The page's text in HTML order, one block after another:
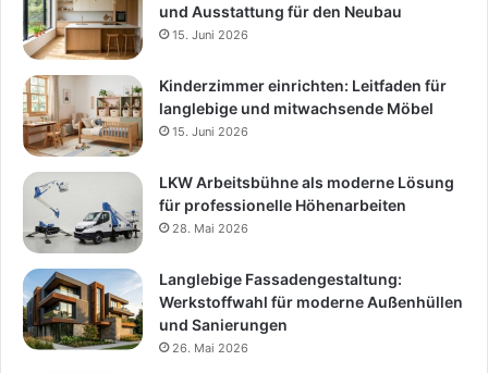
und Ausstattung für den Neubau
15. Juni 2026
Kinderzimmer einrichten: Leitfaden für
langlebige und mitwachsende Möbel
15. Juni 2026
LKW Arbeitsbühne als moderne Lösung
für professionelle Höhenarbeiten
28. Mai 2026
Langlebige Fassadengestaltung:
Werkstoffwahl für moderne Außenhüllen
und Sanierungen
26. Mai 2026